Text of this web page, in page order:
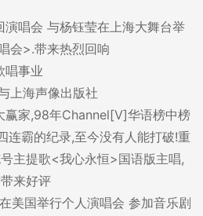
唱会 与杨钰莹在上海大舞台举
会>.带来热烈回响
唱事业
上海声像出版社
赢家,98年Channel[V]华语榜中榜
连霸的纪录,至今没有人能打破!重
主提歌<我心永恒>国语版主唱,
来好评
美国举行个人演唱会 参加音乐剧